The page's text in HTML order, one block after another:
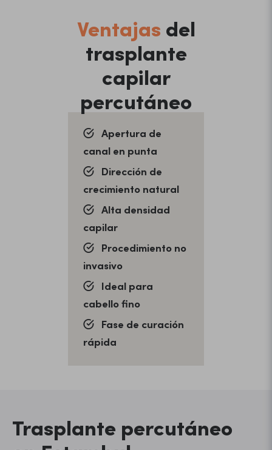
Ventajas del
trasplante
capilar
percutáneo
Apertura de
canal en punta
Dirección de
crecimiento natural
Alta densidad
capilar
Procedimiento no
invasivo
Ideal para
cabello fino
Fase de curación
rápida
Trasplante percutáneo